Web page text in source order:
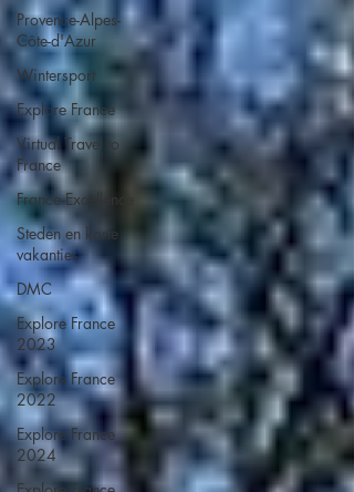
Provence-Alpes-
Côte-d'Azur
Wintersport
Explore France
Virtual Travel to
France
France Excellence
Steden en korte
vakanties
DMC
Explore France
2023
Explore France
2022
Explore France
2024